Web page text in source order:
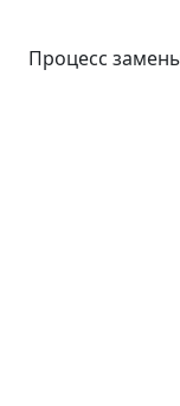
Процесс